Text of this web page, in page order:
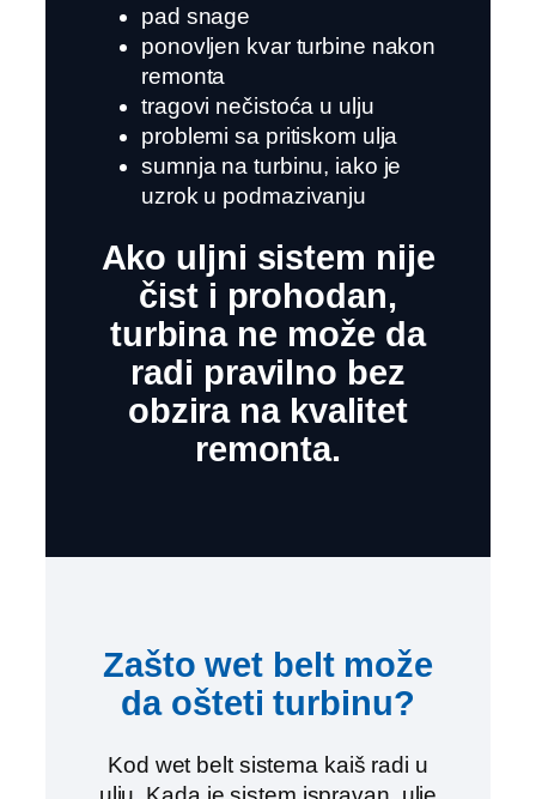
pad snage
ponovljen kvar turbine nakon
remonta
tragovi nečistoća u ulju
problemi sa pritiskom ulja
sumnja na turbinu, iako je
uzrok u podmazivanju
Ako uljni sistem nije
čist i prohodan,
turbina ne može da
radi pravilno bez
obzira na kvalitet
remonta.
Zašto wet belt može
da ošteti turbinu?
Kod wet belt sistema kaiš radi u